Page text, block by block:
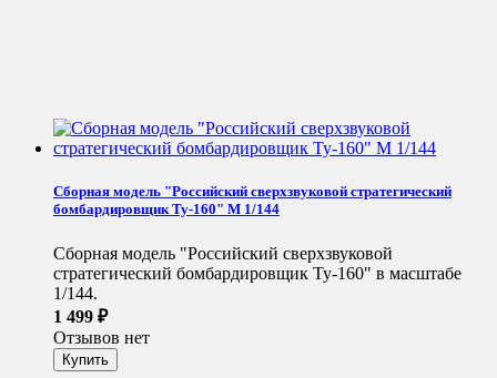
Сборная модель "Российский сверхзвуковой стратегический
бомбардировщик Ту-160" М 1/144
Сборная модель "Российский сверхзвуковой
стратегический бомбардировщик Ту-160" в масштабе
1/144.
1 499 ₽
Отзывов нет